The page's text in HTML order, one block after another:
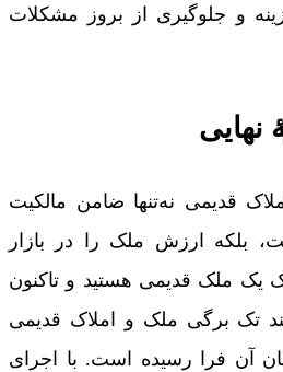
و جلوگیری از بروز مشکلات
نهایی
قدیمی نه‌تنها ضامن مالکیت
بلکه ارزش ملک را در بازار
یک ملک قدیمی هستید و تاکنون
تک برگی ملک و املاک قدیمی
آن فرا رسیده است. با اجرای